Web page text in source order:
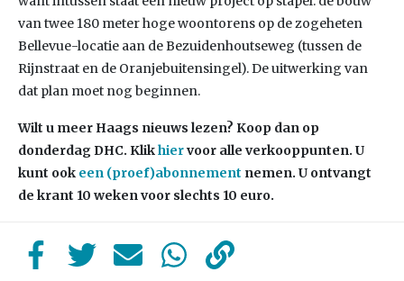
van twee 180 meter hoge woontorens op de zogeheten
Bellevue-locatie aan de Bezuidenhoutseweg (tussen de
Rijnstraat en de Oranjebuitensingel). De uitwerking van
dat plan moet nog beginnen.
Wilt u meer Haags nieuws lezen? Koop dan op
donderdag DHC. Klikhiervoor alle verkooppunten. U
kunt ook een (proef)abonnement nemen. U ontvangt
de krant 10 weken voor slechts 10 euro.